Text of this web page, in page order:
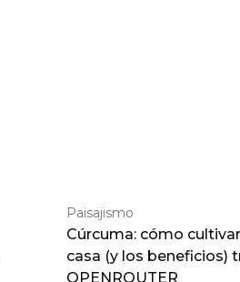
Paisajismo
Cúrcuma: cómo
casa (y los beneficios)
OPENROUTER